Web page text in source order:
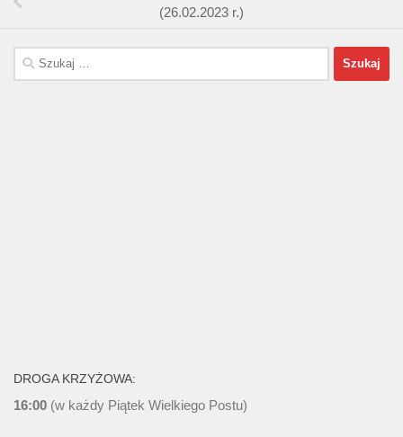
(26.02.2023 r.)
Szukaj:
DROGA KRZYŻOWA:
16:00 (w każdy Piątek Wielkiego Postu)